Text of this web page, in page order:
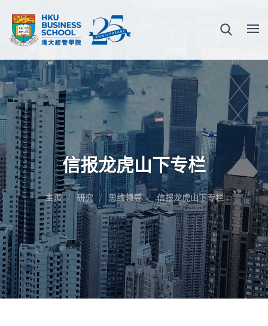
信报龙虎山下专栏
主页 研究 思维领导 信报龙虎山下专栏